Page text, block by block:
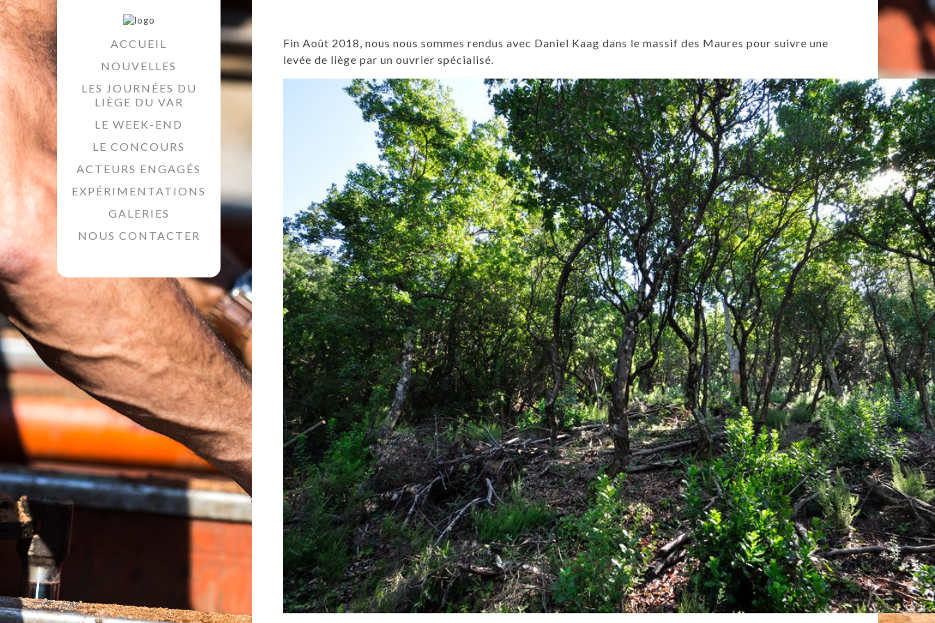
ACCUEIL
NOUVELLES
LES JOURNÉES DU
LIÈGE DU VAR
LE WEEK-END
LE CONCOURS
ACTEURS ENGAGÉS
EXPÉRIMENTATIONS
GALERIES
NOUS CONTACTER
Fin Août 2018, nous nous sommes rendus avec Daniel Kaag dans le massif des Maures pour suivre une
levée de liège par un ouvrier spécialisé.